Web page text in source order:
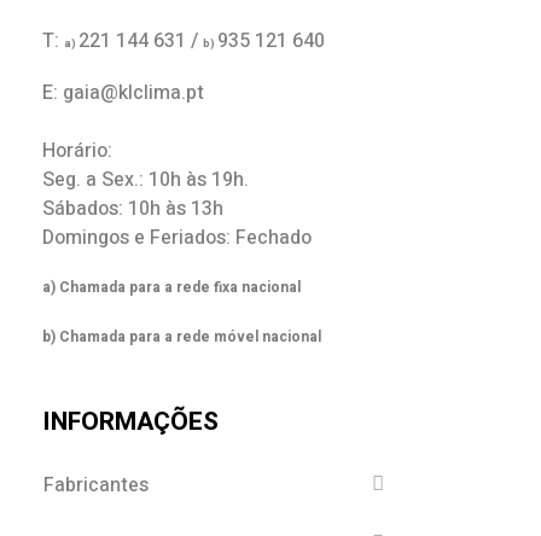
T: a) 221 144 631 / b) 935 121 640
E: gaia@klclima.pt
Horário:
Seg. a Sex.: 10h às 19h.
Sábados: 10h às 13h
Domingos e Feriados: Fechado
a) Chamada para a rede fixa nacional
b) Chamada para a rede móvel nacional
INFORMAÇÕES
Fabricantes